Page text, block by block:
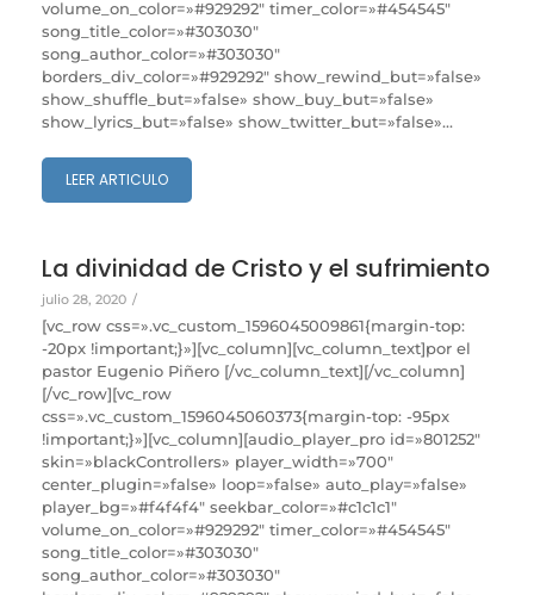
volume_on_color=»#929292″ timer_color=»#454545″
song_title_color=»#303030″
song_author_color=»#303030″
borders_div_color=»#929292″ show_rewind_but=»false»
show_shuffle_but=»false» show_buy_but=»false»
show_lyrics_but=»false» show_twitter_but=»false»...
LEER ARTICULO
La divinidad de Cristo y el sufrimiento
julio 28, 2020 /
[vc_row css=».vc_custom_1596045009861{margin-top:
-20px !important;}»][vc_column][vc_column_text]por el
pastor Eugenio Piñero [/vc_column_text][/vc_column]
[/vc_row][vc_row
css=».vc_custom_1596045060373{margin-top: -95px
!important;}»][vc_column][audio_player_pro id=»801252″
skin=»blackControllers» player_width=»700″
center_plugin=»false» loop=»false» auto_play=»false»
player_bg=»#f4f4f4″ seekbar_color=»#c1c1c1″
volume_on_color=»#929292″ timer_color=»#454545″
song_title_color=»#303030″
song_author_color=»#303030″